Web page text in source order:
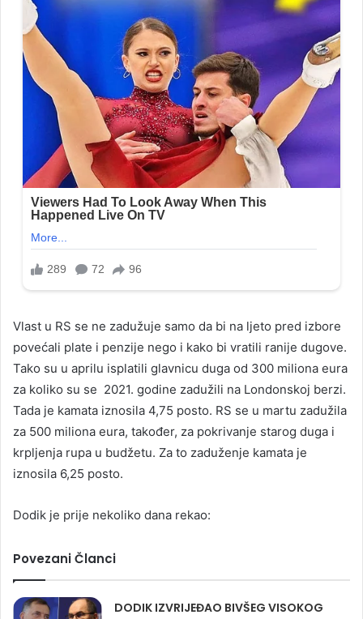
Vlast u RS se ne zadužuje samo da bi na ljeto pred izbore
povećali plate i penzije nego i kako bi vratili ranije dugove.
Tako su u aprilu isplatili glavnicu duga od 300 miliona eura
za koliko su se 2021. godine zadužili na Londonskoj berzi.
Tada je kamata iznosila 4,75 posto. RS se u martu zadužila
za 500 miliona eura, također, za pokrivanje starog duga i
krpljenja rupa u budžetu. Za to zaduženje kamata je
iznosila 6,25 posto.
Dodik je prije nekoliko dana rekao:
Povezani Članci
DODIK IZVRIJEĐAO BIVŠEG VISOKOG